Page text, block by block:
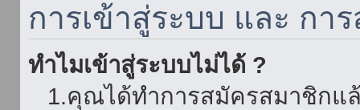
การเข้าสู่ระบบ และ กา
ทำไมเข้าสู่ระบบไม่ได้ ?
1.คุณได้ทำการสมัครสมาชิกแ